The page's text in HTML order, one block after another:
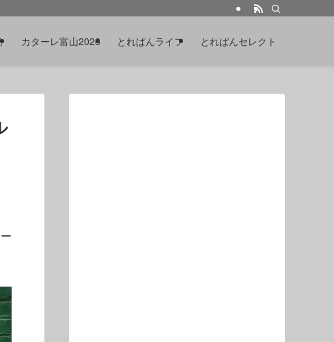
カターレ富山2026 とれぱんライフ とれぱんセレクト